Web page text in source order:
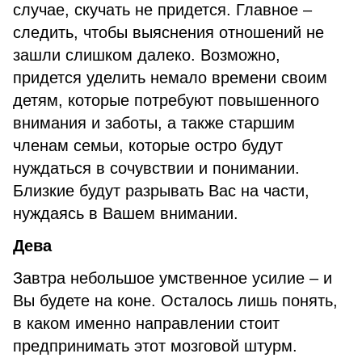
случае, скучать не придется. Главное –
следить, чтобы выяснения отношений не
зашли слишком далеко. Возможно,
придется уделить немало времени своим
детям, которые потребуют повышенного
внимания и заботы, а также старшим
членам семьи, которые остро будут
нуждаться в сочувствии и понимании.
Близкие будут разрывать Вас на части,
нуждаясь в Вашем внимании.
Дева
Завтра небольшое умственное усилие – и
Вы будете на коне. Осталось лишь понять,
в каком именно направлении стоит
предпринимать этот мозговой штурм.